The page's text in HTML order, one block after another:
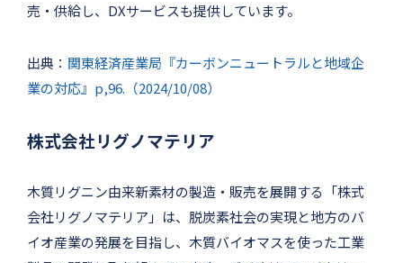
売・供給し、DXサービスも提供しています。
出典： 関東経済産業局『カーボンニュートラルと地域企
業の対応』p,96.（2024/10/08）
株式会社リグノマテリア
木質リグニン由来新素材の製造・販売を展開する「株式
会社リグノマテリア」は、脱炭素社会の実現と地方のバ
イオ産業の発展を目指し、木質バイオマスを使った工業